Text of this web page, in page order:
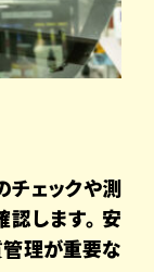
チェックや測
します。安
理が重要な